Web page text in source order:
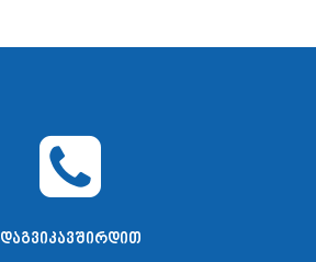
ᲓᲐᲒᲕᲘᲙᲐᲕᲨᲘᲠᲓᲘᲗ